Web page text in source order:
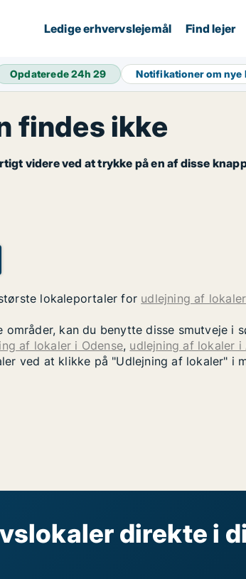
Ledige erhvervslejemål Find lejer
Opdaterede 24h29 Notifikationer om
findes ikke
videre ved at trykke på en af disse
lokaleportaler for udlejning af lokaler
kan du benytte disse smutveje i
af lokaler i Odense, udlejning af lokaler i
ved at klikke på "Udlejning af lokaler" i
direkte i